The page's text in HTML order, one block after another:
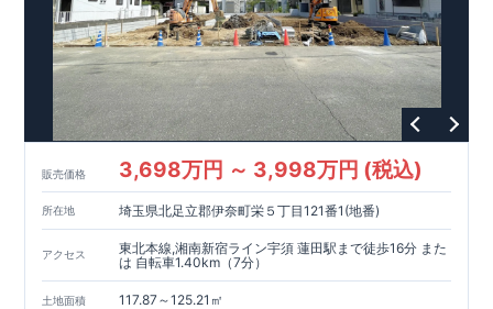
したらお気軽にご連絡下さい。 TEL052-629-5635 東栄住宅
名古屋営業所
販売価格 3,698万円 ～ 3,998万円 (税込)
所在地 埼玉県北足立郡伊奈町栄５丁目121番1(地番)
アクセス
東北本線,湘南新宿ライン宇須 蓮田駅まで徒歩16分 また
は 自転車1.40km（7分）
土地面積 117.87～125.21㎡